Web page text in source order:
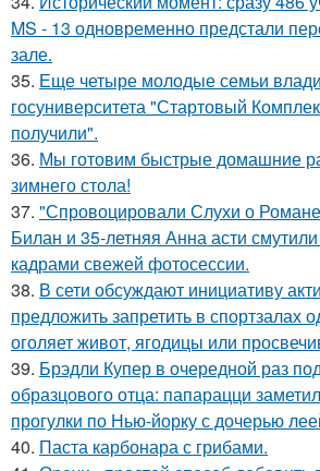
MS - 13 одновременно предстали
зале.
35. Еще четыре молодые семьи
госуниверситета "Стартовый
получили".
36. Мы готовим быстрые домашние
зимнего стола!
37. "Спровоцировали Слухи о
Билан и 35-летняя Анна асти
кадрами свежей фотосессии.
38. В сети обсуждают инициативу
предложить запретить в спортзалах
оголяет живот, ягодицы или
39. Брэдли Купер в очередной раз
образцового отца: папарацци
прогулки по Нью-йорку с дочерью
40. Паста карбонара с грибами.